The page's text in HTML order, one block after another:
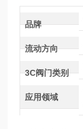
品牌
流动方向
3C阀门类别
应用领域